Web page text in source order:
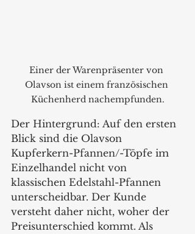
Einer der Warenpräsenter von
Olavson ist einem französischen
Küchenherd nachempfunden.
Der Hintergrund: Auf den ersten
Blick sind die Olavson
Kupferkern-Pfannen/-Töpfe im
Einzelhandel nicht von
klassischen Edelstahl-Pfannen
unterscheidbar. Der Kunde
versteht daher nicht, woher der
Preisunterschied kommt. Als